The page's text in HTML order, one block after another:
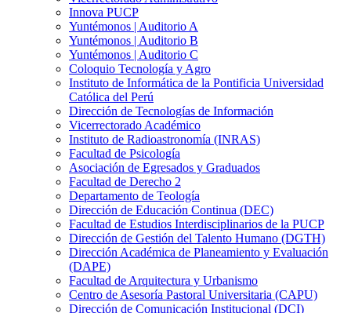
Innova PUCP
Yuntémonos | Auditorio A
Yuntémonos | Auditorio B
Yuntémonos | Auditorio C
Coloquio Tecnología y Agro
Instituto de Informática de la Pontificia Universidad
Católica del Perú
Dirección de Tecnologías de Información
Vicerrectorado Académico
Instituto de Radioastronomía (INRAS)
Facultad de Psicología
Asociación de Egresados y Graduados
Facultad de Derecho 2
Departamento de Teología
Dirección de Educación Continua (DEC)
Facultad de Estudios Interdisciplinarios de la PUCP
Dirección de Gestión del Talento Humano (DGTH)
Dirección Académica de Planeamiento y Evaluación
(DAPE)
Facultad de Arquitectura y Urbanismo
Centro de Asesoría Pastoral Universitaria (CAPU)
Dirección de Comunicación Institucional (DCI)